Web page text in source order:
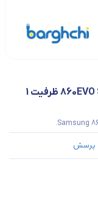
Samsung
پرسش